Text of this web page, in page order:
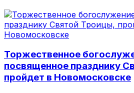
Торжественное
посвященное празднику
пройдет в Новомосковске